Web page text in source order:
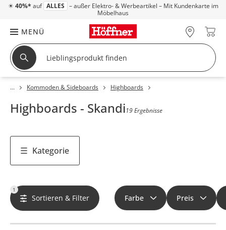
☀ 40%* auf ALLES – außer Elektro- & Werbeartikel – Mit Kundenkarte im
Möbelhaus
MENÜ
Kommoden & Sideboards Highboards
Highboards - Skandi19 Ergebnisse
Kategorie
1
Sortieren & Filter Farbe Preis